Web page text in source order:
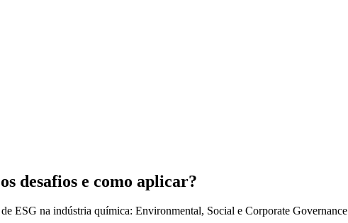
desafios e como aplicar?
ESG na indústria química: Environmental, Social e Corporate Governance